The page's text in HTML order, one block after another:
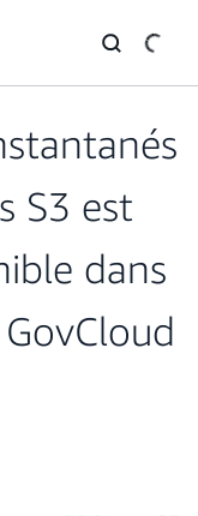
S3 est
dans